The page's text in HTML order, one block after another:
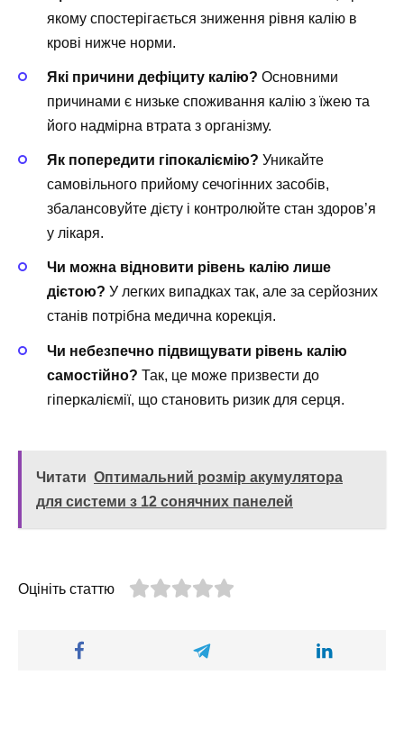
якому спостерігається зниження рівня калію в
крові нижче норми.
Які причини дефіциту калію? Основними
причинами є низьке споживання калію з їжею та
його надмірна втрата з організму.
Як попередити гіпокаліємію? Уникайте
самовільного прийому сечогінних засобів,
збалансовуйте дієту і контролюйте стан здоров’я
у лікаря.
Чи можна відновити рівень калію лише
дієтою? У легких випадках так, але за серйозних
станів потрібна медична корекція.
Чи небезпечно підвищувати рівень калію
самостійно? Так, це може призвести до
гіперкаліємії, що становить ризик для серця.
Читати Оптимальний розмір акумулятора
для системи з 12 сонячних панелей
Оцініть статтю